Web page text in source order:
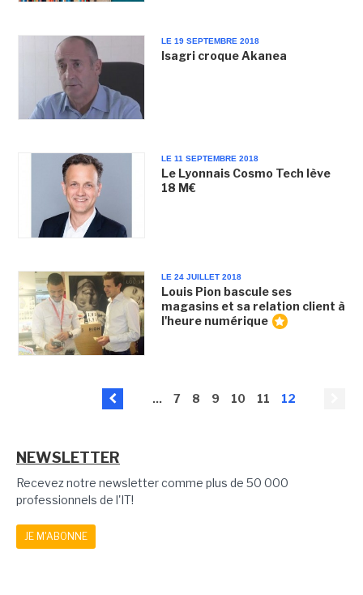
LE 19 SEPTEMBRE 2018
Isagri croque Akanea
LE 11 SEPTEMBRE 2018
Le Lyonnais Cosmo Tech lève
18 M€
LE 24 JUILLET 2018
Louis Pion bascule ses
magasins et sa relation client à
l'heure numérique
... 7 8 9 10 11 12
NEWSLETTER
Recevez notre newsletter comme plus de 50 000
professionnels de l'IT!
JE M'ABONNE